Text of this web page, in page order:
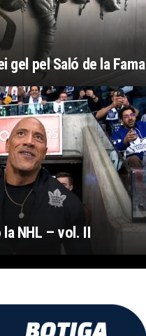
gel pel Saló de la Fama
NHL – vol. II